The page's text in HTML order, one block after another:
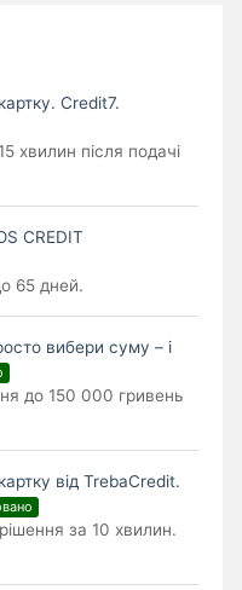
Credit7.
хвилин після подачі
CREDIT
65 дней.
вибери суму – і
до 150 000 гривень
від TrebaCredit.
за 10 хвилин.